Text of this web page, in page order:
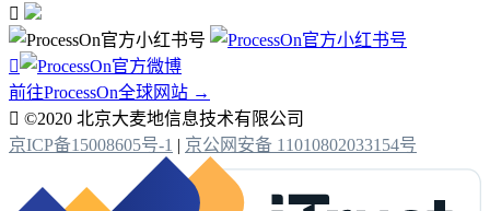


前往ProcessOn全球网站 →
 ©2020 北京大麦地信息技术有限公司
京ICP备15008605号-1 | 京公网安备 11010802033154号